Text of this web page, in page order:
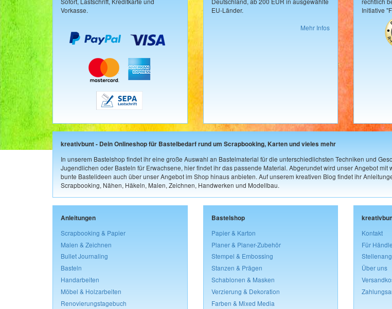
Vorkasse.
EU-Länder.
Mehr Infos
Initiative
kreativbunt - Dein Onlineshop für Bastelbedarf rund um Scrapbooking, Karten und vieles mehr
In unserem Bastelshop findet ihr eine große Auswahl an Bastelmaterial für die unterschiedlichsten Techniken und
Jugendlichen oder Basteln für Erwachsene, hier findet ihr das passende Material. Abgerundet wird unser Angebot
bunte Bastelideen auch über unser Angebot im Shop hinaus anbieten. Auf unserem kreativen Blog findet ihr
Scrapbooking, Nähen, Häkeln, Malen, Zeichnen, Handwerken und Modellbau.
Anleitungen
Scrapbooking & Papier
Malen & Zeichnen
Bullet Journaling
Basteln
Handarbeiten
Möbel & Holzarbeiten
Renovierungstagebuch
Bastelshop
Papier & Karton
Planer & Planer-Zubehör
Stempel & Embossing
Stanzen & Prägen
Schablonen & Masken
Verzierung & Dekoration
Farben & Mixed Media
Kontakt
Für
Über uns